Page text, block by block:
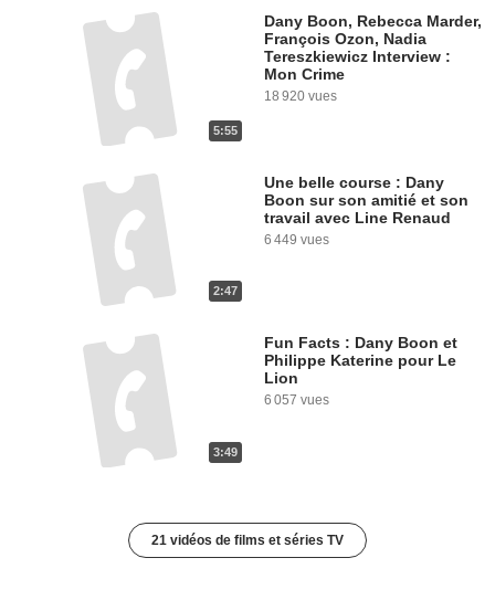
5:55
Dany Boon, Rebecca Marder,
François Ozon, Nadia
Tereszkiewicz Interview :
Mon Crime
18 920 vues
2:47
Une belle course : Dany
Boon sur son amitié et son
travail avec Line Renaud
6 449 vues
3:49
Fun Facts : Dany Boon et
Philippe Katerine pour Le
Lion
6 057 vues
21 vidéos de films et séries TV